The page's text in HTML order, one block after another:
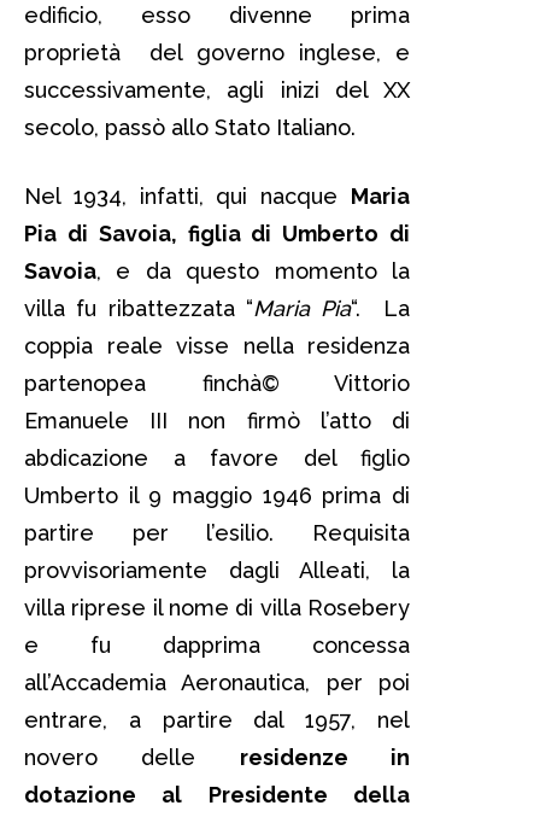
edificio, esso divenne prima
proprietà del governo inglese, e
successivamente, agli inizi del XX
secolo, passò allo Stato Italiano.
Nel 1934, infatti, qui nacque Maria
Pia di Savoia, figlia di Umberto di
Savoia, e da questo momento la
villa fu ribattezzata “Maria Pia“. La
coppia reale visse nella residenza
partenopea finchà© Vittorio
Emanuele III non firmò l’atto di
abdicazione a favore del figlio
Umberto il 9 maggio 1946 prima di
partire per l’esilio. Requisita
provvisoriamente dagli Alleati, la
villa riprese il nome di villa Rosebery
e fu dapprima concessa
all’Accademia Aeronautica, per poi
entrare, a partire dal 1957, nel
novero delle residenze in
dotazione al Presidente della